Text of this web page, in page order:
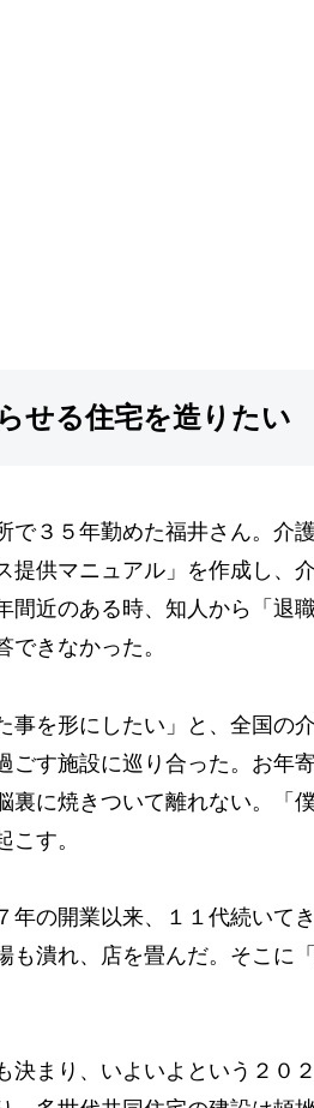
せる住宅を造りたい
３５年勤めた福井さん。介
提供マニュアル」を作成し、
間近のある時、知人から「退
できなかった。
を形にしたい」と、全国の
ごす施設に巡り合った。お年
裏に焼きついて離れない。「
こす。
の開業以来、１１代続いて
も潰れ、店を畳んだ。そこに
まり、いよいよという２０